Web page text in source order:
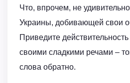
Что, впрочем, не
Украины, добивающей свои
Приведите
своими сладкими речами –
слова обратно.